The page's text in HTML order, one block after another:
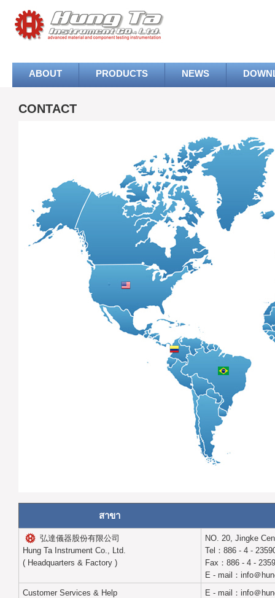
ABOUT PRODUCTS NEWS
CONTACT
สาขา
弘達儀器股份有限公司
Hung Ta Instrument Co., Ltd.
( Headquarters & Factory )
NO. 20, Jingke
Tel：886 - 4 -
Fax：886 - 4 -
E - mail：info＠
Customer Services & Help
E - mail：info＠